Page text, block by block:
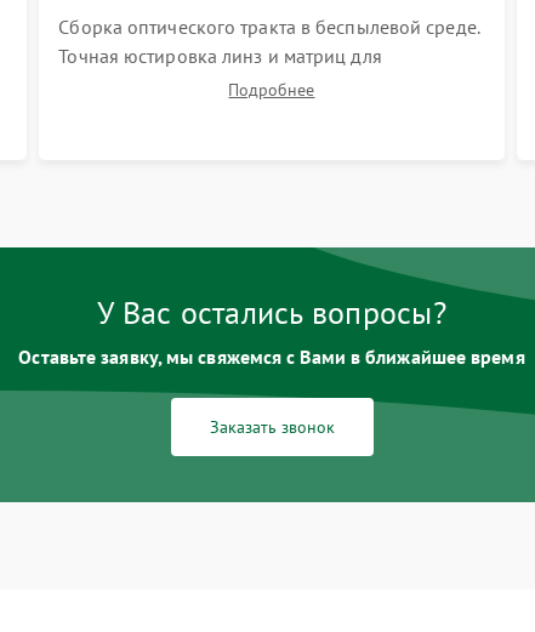
Сборка оптического тракта в беспылевой среде.
Точная юстировка линз и матриц для
правильного сведения цветов и устранения
Подробнее
У Вас остались вопросы?
Оставьте заявку, мы свяжемся с Вами в ближайшее время
Заказать звонок